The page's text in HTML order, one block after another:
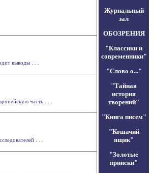
выводы . . .
часть . . .
. . .
Журнальный
зал
ОБОЗРЕНИЯ
"Классики и
современники"
"Слово о..."
"Тайная
история
творений"
"Книга писем"
"Кошачий
ящик"
"Золотые
прииски"